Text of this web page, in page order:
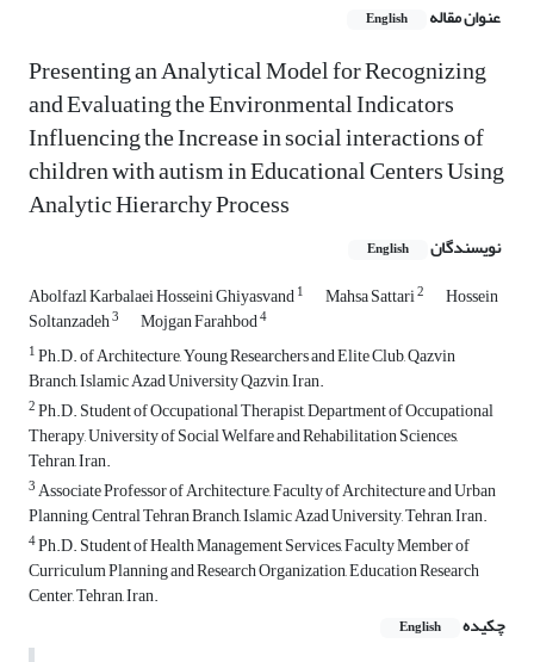
عنوان مقاله English
Presenting an Analytical Model for Recognizing
and Evaluating the Environmental Indicators
Influencing the Increase in social interactions of
children with autism in Educational Centers Using
Analytic Hierarchy Process
نویسندگان English
Abolfazl Karbalaei Hosseini Ghiyasvand1 Mahsa Sattari2 Hossein
Soltanzadeh3 Mojgan Farahbod4
1Ph.D. of Architecture, Young Researchers and Elite Club, Qazvin
Branch, Islamic Azad University Qazvin, Iran.
2Ph.D. Student of Occupational Therapist, Department of Occupational
Therapy, University of Social Welfare and Rehabilitation Sciences,
Tehran, Iran.
3Associate Professor of Architecture, Faculty of Architecture and Urban
Planning, Central Tehran Branch, Islamic Azad University, Tehran, Iran.
4Ph.D. Student of Health Management Services, Faculty Member of
Curriculum Planning and Research Organization, Education Research
Center, Tehran, Iran.
چکیده
English